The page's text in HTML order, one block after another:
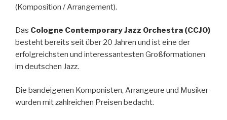
(Komposition / Arrangement).
Das Cologne Contemporary Jazz Orchestra (CCJO)
besteht bereits seit über 20 Jahren und ist eine der
erfolgreichsten und interessantesten Großformationen
im deutschen Jazz.
Die bandeigenen Komponisten, Arrangeure und Musiker
wurden mit zahlreichen Preisen bedacht.